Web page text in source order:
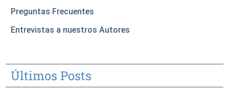
Preguntas Frecuentes
Entrevistas a nuestros Autores
Últimos Posts